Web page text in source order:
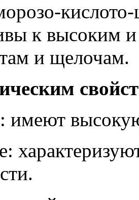
к высоким
и щелочам.
имеют